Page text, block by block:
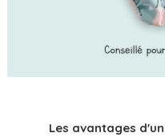
Les avantages